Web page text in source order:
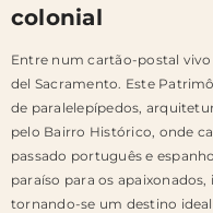
colonial
Entre num cartão-postal
del Sacramento. Este
de paralelepípedos,
pelo Bairro Histórico, onde
passado português e
paraíso para os
tornando-se um destino